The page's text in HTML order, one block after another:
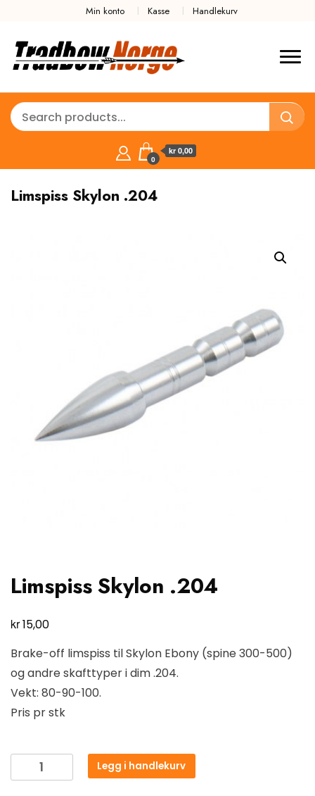
Min konto Kasse Handlekurv
0
kr 0,00
Limspiss Skylon .204
Limspiss Skylon .204
kr15,00
Brake-off limspiss til Skylon Ebony (spine 300-500)
og andre skafttyper i dim .204.
Vekt: 80-90-100.
Pris pr stk
Legg i handlekurv